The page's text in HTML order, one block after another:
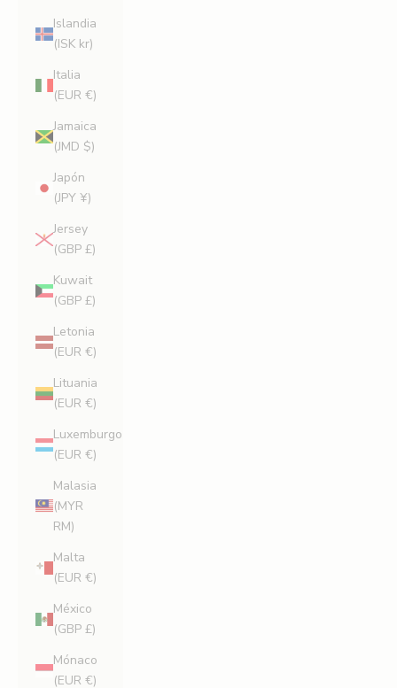
Islandia
(ISK kr)
Italia
(EUR €)
Jamaica
(JMD $)
Japón
(JPY ¥)
Jersey
(GBP £)
Kuwait
(GBP £)
Letonia
(EUR €)
Lituania
(EUR €)
Luxemburgo
(EUR €)
Malasia
(MYR
RM)
Malta
(EUR €)
México
(GBP £)
Mónaco
(EUR €)